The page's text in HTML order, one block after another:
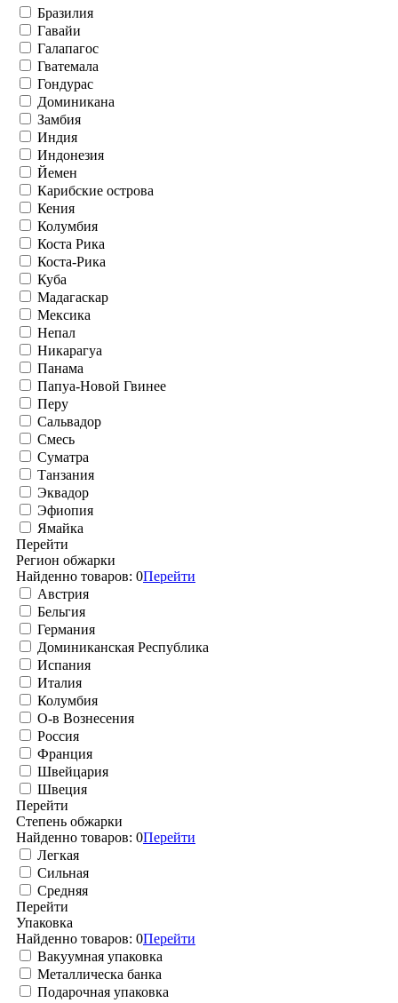
Бразилия
Гавайи
Галапагос
Гватемала
Гондурас
Доминикана
Замбия
Индия
Индонезия
Йемен
Карибские острова
Кения
Колумбия
Коста Рика
Коста-Рика
Куба
Мадагаскар
Мексика
Непал
Никарагуа
Панама
Папуа-Новой Гвинее
Перу
Сальвадор
Смесь
Суматра
Танзания
Эквадор
Эфиопия
Ямайка
Перейти
Регион обжарки
Найденно товаров: 0Перейти
Австрия
Бельгия
Германия
Доминиканская Республика
Испания
Италия
Колумбия
О-в Вознесения
Россия
Франция
Швейцария
Швеция
Перейти
Степень обжарки
Найденно товаров: 0Перейти
Легкая
Сильная
Средняя
Перейти
Упаковка
Найденно товаров: 0Перейти
Вакуумная упаковка
Металлическа банка
Подарочная упаковка